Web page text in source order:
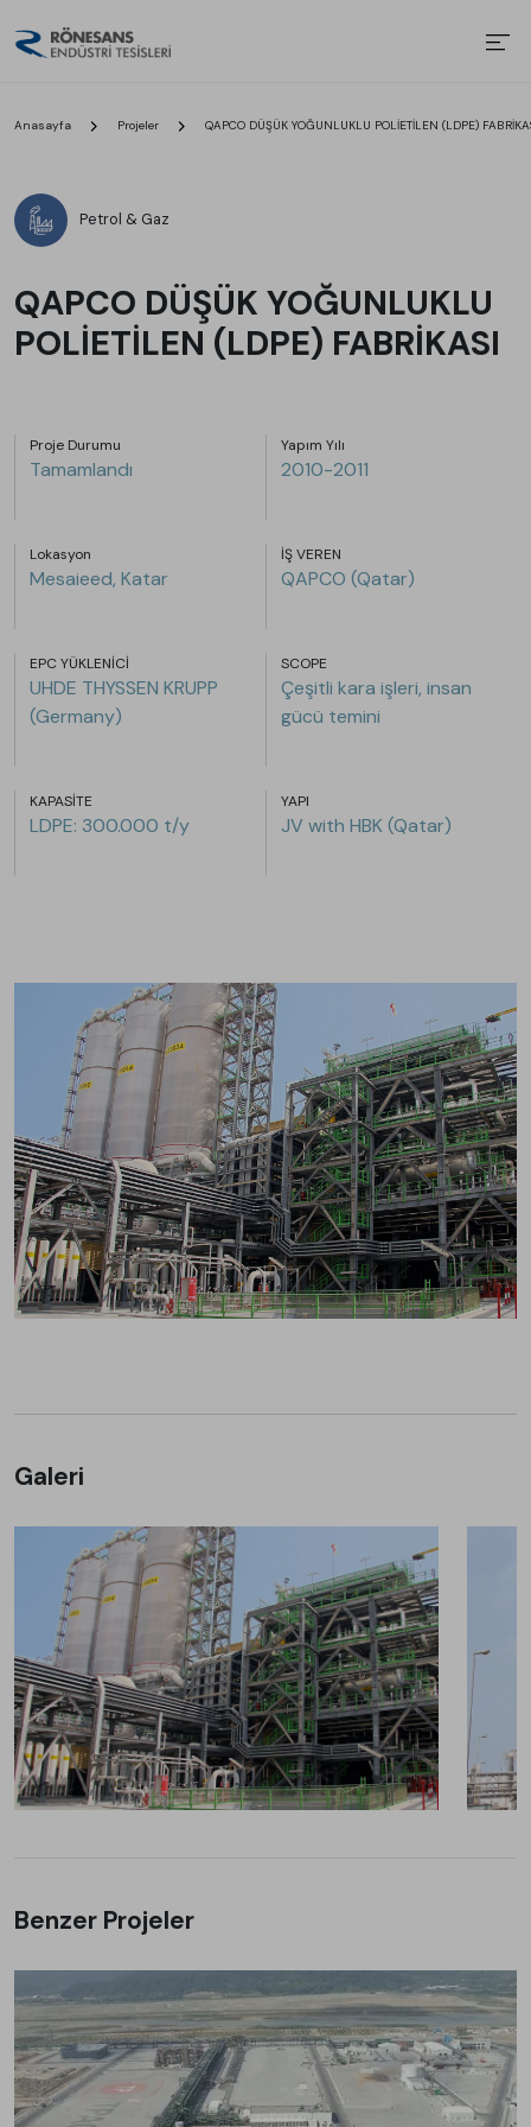
Anasayfa Projeler QAPCO DÜŞÜK YOĞUNLUKLU POLİETİLEN (LDPE)
Petrol & Gaz
QAPCO DÜŞÜK YOĞUNLUKLU
POLİETİLEN (LDPE) FABRİKASI
Proje Durumu
Tamamlandı
Yapım Yılı
2010-2011
Lokasyon
Mesaieed, Katar
İŞ VEREN
QAPCO (Qatar)
EPC YÜKLENİCİ
UHDE THYSSEN KRUPP
(Germany)
SCOPE
Çeşitli kara işleri, insan
gücü temini
KAPASİTE
LDPE: 300.000 t/y
YAPI
JV with HBK (Qatar)
Galeri
Benzer Projeler